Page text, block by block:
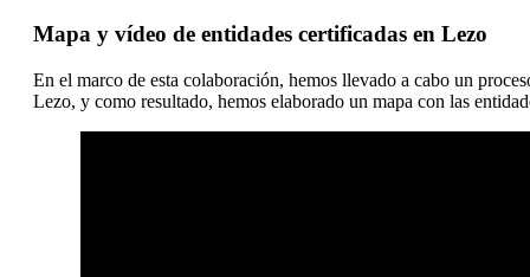
Mapa y vídeo de entidades certificadas en Lezo
En el marco de esta colaboración, hemos llevado a cabo un
Lezo, y como resultado, hemos elaborado un mapa con las